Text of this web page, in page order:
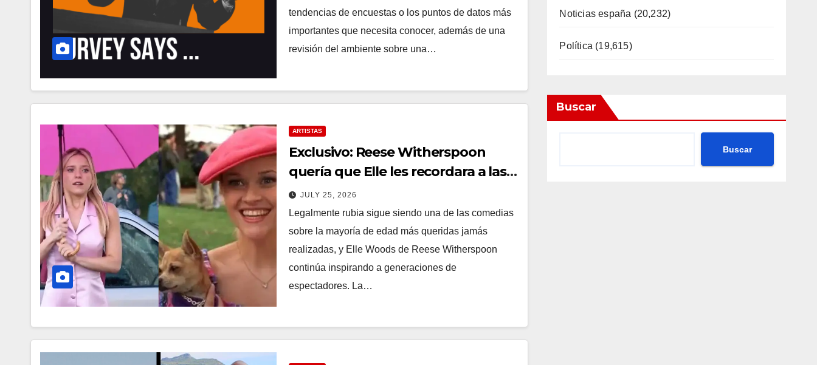
tendencias de encuestas o los puntos de datos más
importantes que necesita conocer, además de una
revisión del ambiente sobre una…
ARTISTAS
Exclusivo: Reese Witherspoon
quería que Elle les recordara a las
mujeres lo increíbles que son,
dicen los creadores del programa
JULY 25, 2026
Legalmente rubia sigue siendo una de las comedias
sobre la mayoría de edad más queridas jamás
realizadas, y Elle Woods de Reese Witherspoon
continúa inspirando a generaciones de
espectadores. La…
Noticias españa (20,232)
Política (19,615)
Buscar
Buscar